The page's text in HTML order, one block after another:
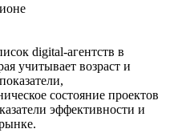
digital-агентств в
учитывает возраст и
состояние проектов
эффективности и